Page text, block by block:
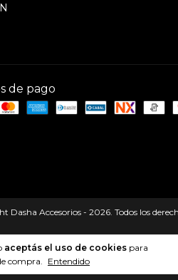
aceptás el uso de cookies para
compra. Entendido
de pago
Dasha Accesorios - 2026. Todos los